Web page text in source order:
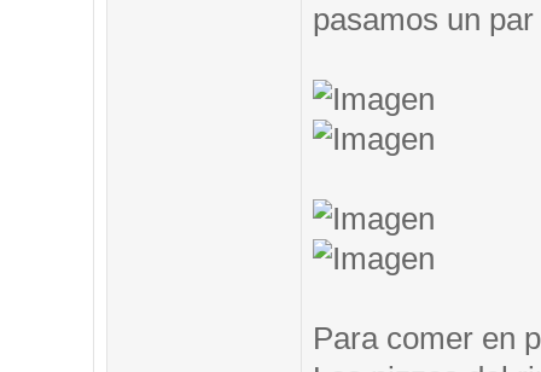
pasamos un
Para comer en